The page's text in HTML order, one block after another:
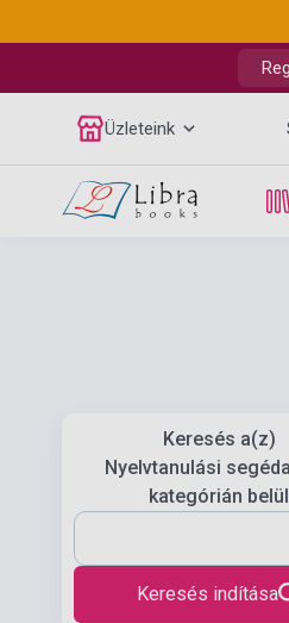
Üzleteink
Keresés a(z)
Nyelvtanulási
kategórián belül
Keresés indítása